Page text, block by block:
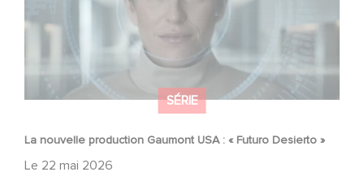
SÉRIE
La nouvelle production Gaumont USA : « Futuro Desierto »
Le 22 mai 2026